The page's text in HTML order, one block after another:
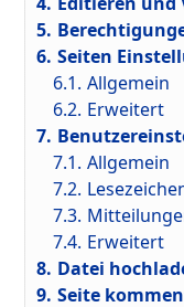
5.
6. Seiten
6.1. Allgemein
6.2. Erweitert
7.
7.1. Allgemein
7.2.
7.3.
7.4. Erweitert
8. Datei
9. Seite